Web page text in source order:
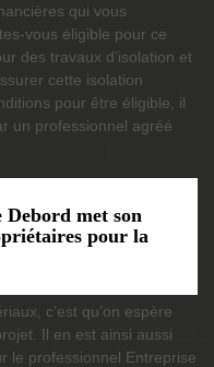
qui vous
vous éligible pour ce
des travaux d’isolation et
cette isolation
pour être éligible, il
un professionnel agréé
met son
pour la
c’est qu’on espère
Il en est ainsi aussi
le professionnel Entreprise